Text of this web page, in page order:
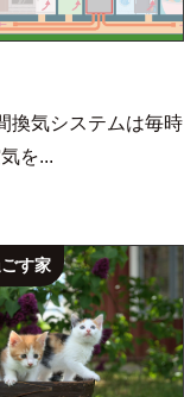
換気システムは毎時
を...
す家